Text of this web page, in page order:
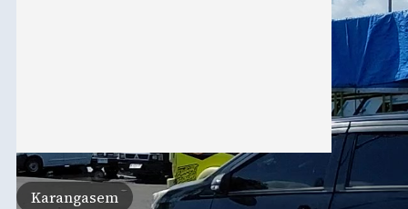
Karangasem